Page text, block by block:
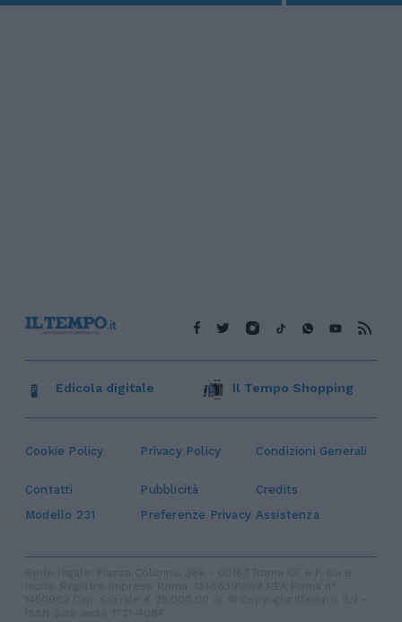
Cookie Policy Privacy Policy Condizioni Generali
Contatti Pubblicità
Credits
Modello 231
Preferenze Privacy Assistenza
Edicola digitale Il Tempo Shopping